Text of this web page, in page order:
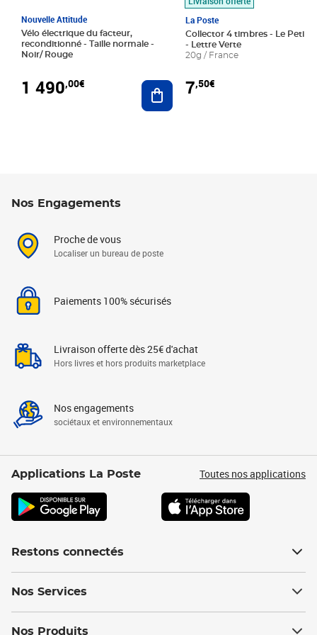
Nouvelle Attitude
Vélo électrique du facteur,
reconditionné - Taille normale -
Noir/ Rouge
1 490,00€ Ajouter au panier
La Poste
Collector 4 timbres - Le Petit
- Lettre Verte
20g / France
7,50€
Nos Engagements
Proche de vous
Localiser un bureau de poste
Paiements 100% sécurisés
Livraison offerte dès 25€ d'achat
Hors livres et hors produits marketplace
Nos engagements
sociétaux et environnementaux
Applications La Poste Toutes nos applications
Restons connectés
Nos Services
Nos Produits